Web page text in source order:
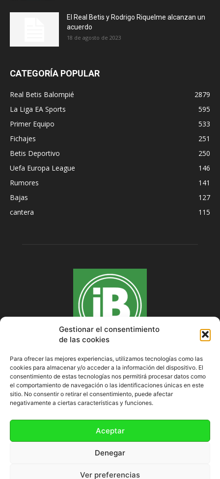
Gestionar el consentimiento
de las cookies
Para ofrecer las mejores experiencias, utilizamos tecnologías como las
cookies para almacenar y/o acceder a la información del dispositivo. El
consentimiento de estas tecnologías nos permitirá procesar datos como
el comportamiento de navegación o las identificaciones únicas en este
sitio. No consentir o retirar el consentimiento, puede afectar
negativamente a ciertas características y funciones.
Aceptar
Denegar
Ver preferencias
El Real Betis y Rodrigo Riquelme alcanzan un
acuerdo
18 de agosto de 2023
CATEGORÍA POPULAR
Real Betis Balompié
2879
La Liga EA Sports
595
Primer Equipo
533
Fichajes
251
Betis Deportivo
250
Uefa Europa League
146
Rumores
141
Bajas
127
cantera
115
SOBRE NOSOTROS